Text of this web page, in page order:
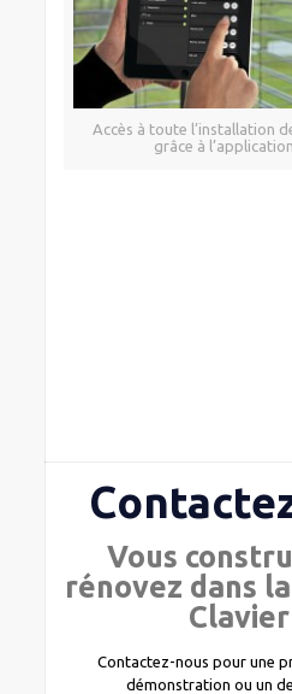
Accès à toute l’installation
grâce à
Vous
rénovez dans
Clavier
Contactez-nous pour une
démonstration ou un